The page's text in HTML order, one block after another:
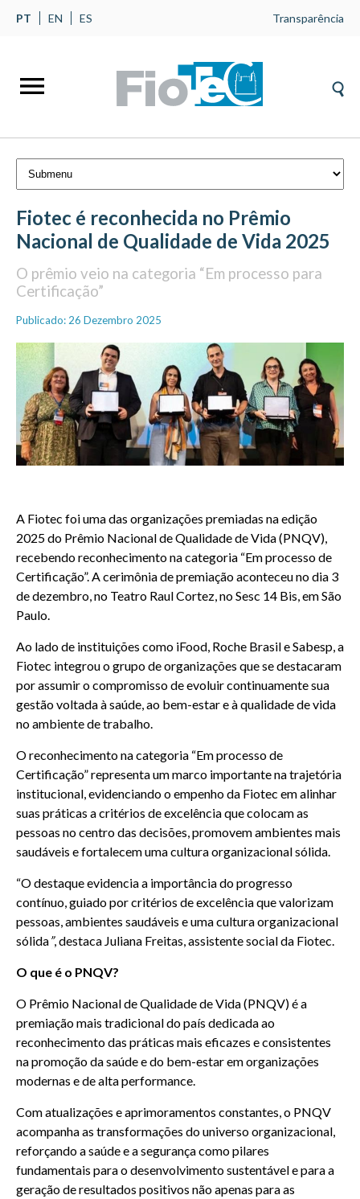
PT EN ES Transparência
Fiotec é reconhecida no Prêmio
Nacional de Qualidade de Vida 2025
O prêmio veio na categoria “Em processo para
Certificação”
Publicado: 26 Dezembro 2025
A Fiotec foi uma das organizações premiadas na edição
2025 do Prêmio Nacional de Qualidade de Vida (PNQV),
recebendo reconhecimento na categoria “Em processo de
Certificação”. A cerimônia de premiação aconteceu no dia 3
de dezembro, no Teatro Raul Cortez, no Sesc 14 Bis, em São
Paulo.
Ao lado de instituições como iFood, Roche Brasil e Sabesp, a
Fiotec integrou o grupo de organizações que se destacaram
por assumir o compromisso de evoluir continuamente sua
gestão voltada à saúde, ao bem-estar e à qualidade de vida
no ambiente de trabalho.
O reconhecimento na categoria “Em processo de
Certificação” representa um marco importante na trajetória
institucional, evidenciando o empenho da Fiotec em alinhar
suas práticas a critérios de excelência que colocam as
pessoas no centro das decisões, promovem ambientes mais
saudáveis e fortalecem uma cultura organizacional sólida.
“O destaque evidencia a importância do progresso
contínuo, guiado por critérios de excelência que valorizam
pessoas, ambientes saudáveis e uma cultura organizacional
sólida”, destaca Juliana Freitas, assistente social da Fiotec.
O que é o PNQV?
O Prêmio Nacional de Qualidade de Vida (PNQV) é a
premiação mais tradicional do país dedicada ao
reconhecimento das práticas mais eficazes e consistentes
na promoção da saúde e do bem-estar em organizações
modernas e de alta performance.
Com atualizações e aprimoramentos constantes, o PNQV
acompanha as transformações do universo organizacional,
reforçando a saúde e a segurança como pilares
fundamentais para o desenvolvimento sustentável e para a
geração de resultados positivos não apenas para as